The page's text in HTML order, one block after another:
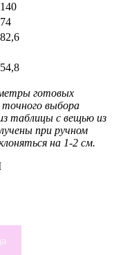
140
74
82,6
54,8
готовых
точного выбора
таблицы с вещью из
при ручном
на 1-2 см.